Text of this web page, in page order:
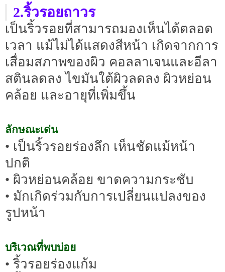
2.ริ้วรอยถาวร
เป็นริ้วรอยที่สามารถมองเห็นได้ตลอด
เวลา แม้ไม่ได้แสดงสีหน้า เกิดจากการ
เสื่อมสภาพของผิว คอลลาเจนและอีลา
สตินลดลง ไขมันใต้ผิวลดลง ผิวหย่อน
คล้อย และอายุที่เพิ่มขึ้น
ลักษณะเด่น
• เป็นริ้วรอยร่องลึก เห็นชัดแม้หน้า
ปกติ
• ผิวหย่อนคล้อย ขาดความกระชับ
• มักเกิดร่วมกับการเปลี่ยนแปลงของ
รูปหน้า
บริเวณที่พบบ่อย
• ริ้วรอยร่องแก้ม